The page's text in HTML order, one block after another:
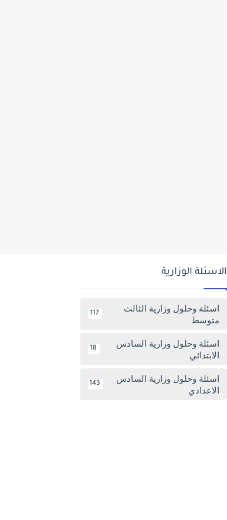
الاسئلة الوزارية
اسئلة وحلول وزارية الثالث
متوسط
117
اسئلة وحلول وزارية السادس
الابتدائي
18
اسئلة وحلول وزارية السادس
الاعدادي
143